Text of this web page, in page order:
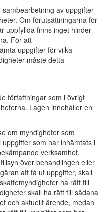
av uppgifter
Om förutsättningarna för
uppfyllda finns inget hinder
För att
uppgifter för vilka
måste detta
författningar som i övrigt
Lagen innehåller en
om myndigheter som
som har inhämtats i
verksamhet.
över behandlingen eller
att få ut uppgifter, skall
ha rätt till
skall ha rätt till sådana
och aktuellt ärende, medan